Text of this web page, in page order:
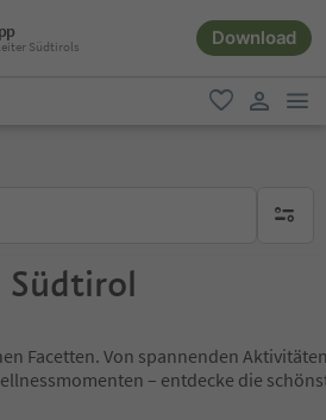
Südtirols Download
favorit
keine
Südtirol
Facetten. Von spannenden
– entdecke die